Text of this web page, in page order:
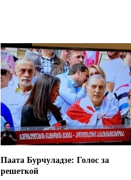
Паата Бурчуладзе: Голос за
решеткой